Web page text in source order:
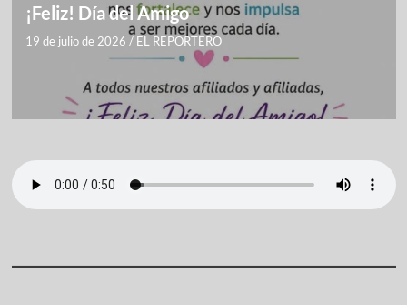
¡Feliz! Día del Amigo
19 de julio de 2026 / EL REPORTERO